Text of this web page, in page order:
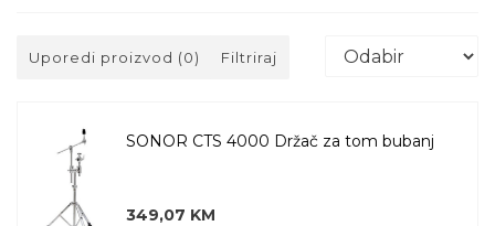
Uporedi proizvod (0) Filtriraj
SONOR CTS 4000 Držač za tom bubanj
349,07 KM